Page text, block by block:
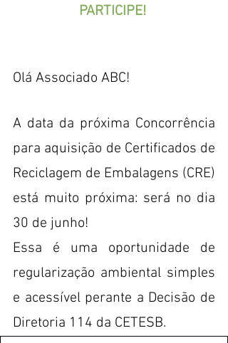
PARTICIPE!
Olá Associado ABC!
A data da próxima Concorrência
para aquisição de Certificados de
Reciclagem de Embalagens (CRE)
está muito próxima: será no dia
30 de junho!
Essa é uma oportunidade de
regularização ambiental simples
e acessível perante a Decisão de
Diretoria 114 da CETESB.